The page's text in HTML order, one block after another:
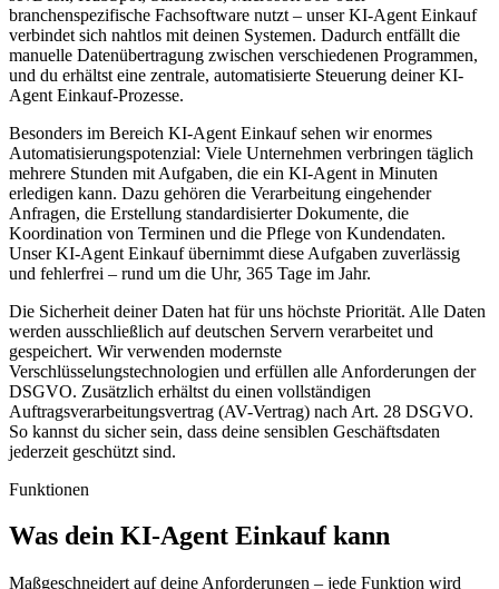
branchenspezifische Fachsoftware nutzt – unserKI-Agent Einkauf
verbindet sich nahtlos mit deinen Systemen. Dadurch entfällt die
manuelle Datenübertragung zwischen verschiedenen Programmen,
und du erhältst eine zentrale, automatisierte Steuerung deinerKI-
Agent Einkauf-Prozesse.
Besonders im Bereich KI-Agent Einkaufsehen wir enormes
Automatisierungspotenzial: Viele Unternehmen verbringen täglich
mehrere Stunden mit Aufgaben, die ein KI-Agent in Minuten
erledigen kann. Dazu gehören die Verarbeitung eingehender
Anfragen, die Erstellung standardisierter Dokumente, die
Koordination von Terminen und die Pflege von Kundendaten.
UnserKI-Agent Einkaufübernimmt diese Aufgaben zuverlässig
und fehlerfrei – rund um die Uhr, 365 Tage im Jahr.
Die Sicherheit deiner Daten hat für uns höchste Priorität. Alle Daten
werden ausschließlich auf deutschen Servern verarbeitet und
gespeichert. Wir verwenden modernste
Verschlüsselungstechnologien und erfüllen alle Anforderungen der
DSGVO. Zusätzlich erhältst du einen vollständigen
Auftragsverarbeitungsvertrag (AV-Vertrag) nach Art. 28 DSGVO.
So kannst du sicher sein, dass deine sensiblen Geschäftsdaten
jederzeit geschützt sind.
Funktionen
Was dein KI-Agent Einkaufkann
Maßgeschneidert auf deine Anforderungen – jede Funktion wird